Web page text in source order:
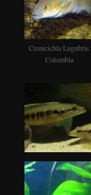
Crenicichla Lugubris
Colombia